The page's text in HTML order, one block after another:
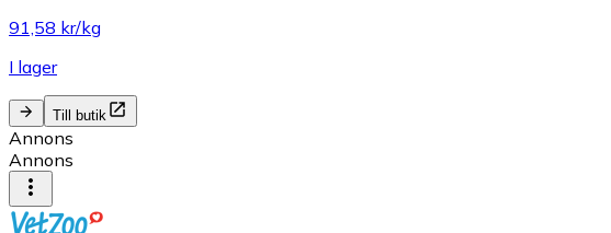
91,58 kr/kg
I lager
Till butik
Annons
Annons